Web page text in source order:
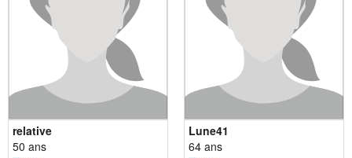
relative
50 ans
Lune41
64 ans